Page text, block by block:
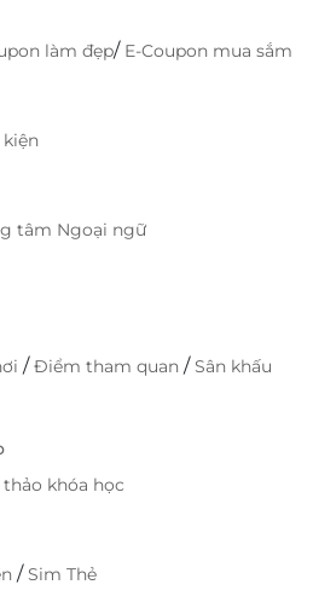
từ cơ bản đến chuyên sâu.
trị liệu hợp lý, đầy đủ chế độ
wifi được cung cấp cho
có thể kiểm tra email, xem
làm đẹp/ E-Coupon mua sắm
tâm Ngoại ngữ
/Điểm tham quan /Sân khấu
thảo khóa học
/Sim Thẻ